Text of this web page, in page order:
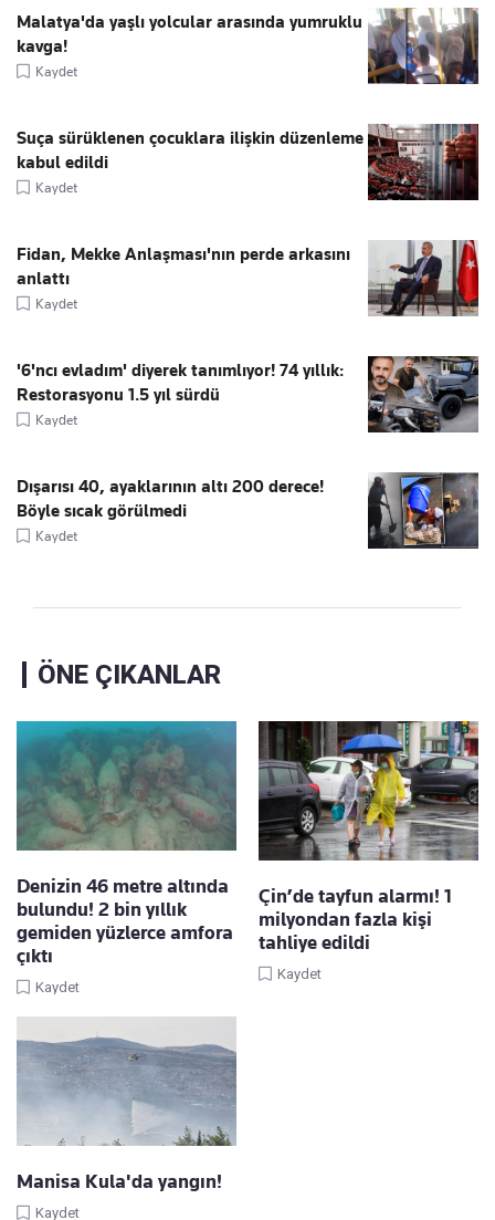
Malatya'da yaşlı yolcular arasında yumruklu
kavga!
Kaydet
Suça sürüklenen çocuklara ilişkin düzenleme
kabul edildi
Kaydet
Fidan, Mekke Anlaşması'nın perde arkasını
anlattı
Kaydet
'6'ncı evladım' diyerek tanımlıyor! 74 yıllık:
Restorasyonu 1.5 yıl sürdü
Kaydet
Dışarısı 40, ayaklarının altı 200 derece!
Böyle sıcak görülmedi
Kaydet
ÖNE ÇIKANLAR
Denizin 46 metre altında
bulundu! 2 bin yıllık
gemiden yüzlerce amfora
çıktı
Kaydet
Çin’de tayfun alarmı! 1
milyondan fazla kişi
tahliye edildi
Kaydet
Manisa Kula'da yangın!
Kaydet